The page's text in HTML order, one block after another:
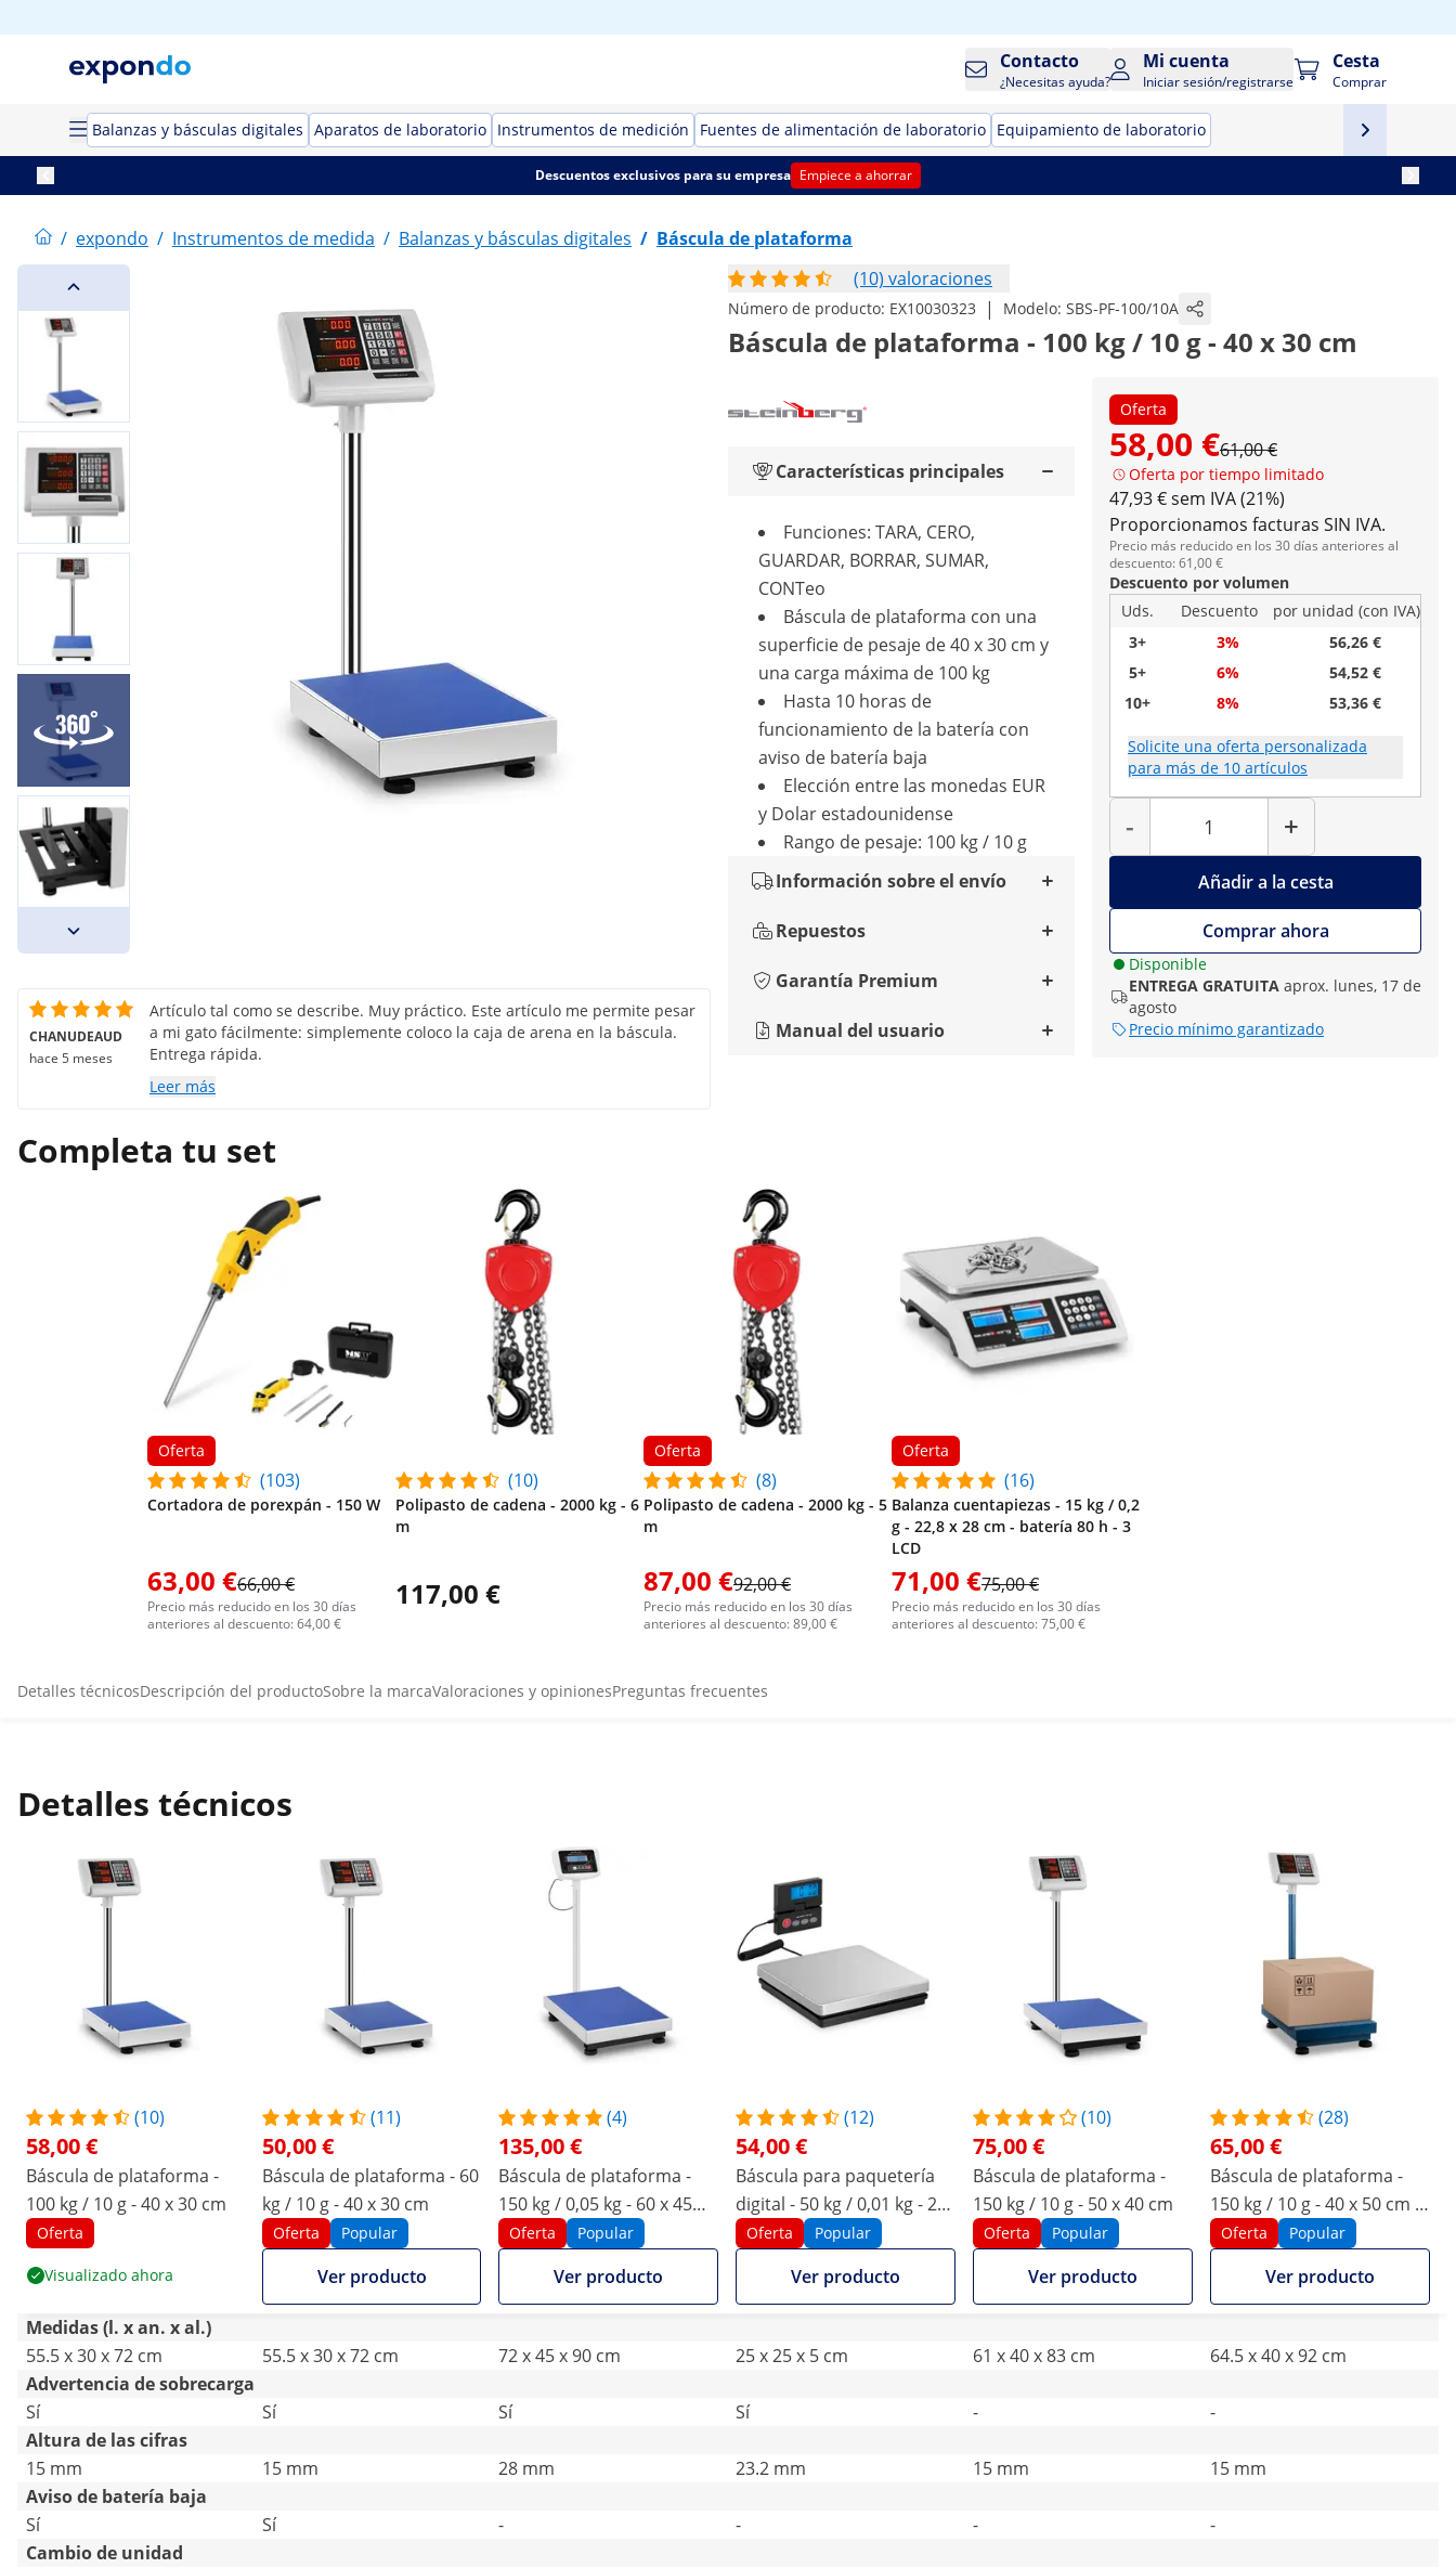
Contacto
¿Necesitas ayuda?
Mi cuenta
Iniciar sesión/registrarse
Cesta
Comprar
Balanzas y básculas digitales Aparatos de laboratorio Instrumentos de medición Fuentes de alimentación de laboratorio Equipamiento de laboratorio
Descuentos exclusivos para su empresa Empiece a ahorrar
/ expondo / Instrumentos de medida / Balanzas y básculas digitales / Báscula de plataforma
(10) valoraciones
Número de producto: EX10030323 | Modelo: SBS-PF-100/10A
Báscula de plataforma - 100 kg / 10 g - 40 x 30 cm
Oferta
58,00 €61,00 €
Oferta por tiempo limitado
47,93 € sem IVA (21%)
Proporcionamos facturas SIN IVA.
Precio más reducido en los 30 días anteriores al
descuento: 61,00 €
Descuento por volumen
Uds.
Descuento
por unidad (con IVA)
3+
3%
56,26 €
5+
6%
54,52 €
10+
8% 53,36 €
Solicite una oferta personalizada
para más de 10 artículos
-
Cantidad
+
Añadir a la cesta
Comprar ahora
Disponible
ENTREGA GRATUITA aprox. lunes, 17 de
agosto
Precio mínimo garantizado
Características principales
Funciones: TARA, CERO,
GUARDAR, BORRAR, SUMAR,
CONTeo
Báscula de plataforma con una
superficie de pesaje de 40 x 30 cm y
una carga máxima de 100 kg
Hasta 10 horas de
funcionamiento de la batería con
aviso de batería baja
Elección entre las monedas EUR
y Dolar estadounidense
Rango de pesaje: 100 kg / 10 g
Información sobre el envío
Repuestos
Garantía Premium
Manual del usuario
CHANUDEAUD
hace 5 meses
Artículo tal como se describe. Muy práctico. Este artículo me permite pesar
a mi gato fácilmente: simplemente coloco la caja de arena en la báscula.
Entrega rápida.
Leer más
Completa tu set
Oferta
(103)
Cortadora de porexpán - 150 W
63,00 €66,00 €
Precio más reducido en los 30 días
anteriores al descuento: 64,00 €
(10)
Polipasto de cadena - 2000 kg - 6
m
117,00 €
Oferta
(8)
Polipasto de cadena - 2000 kg - 5
m
87,00 €92,00 €
Precio más reducido en los 30 días
anteriores al descuento: 89,00 €
Oferta
(16)
Balanza cuentapiezas - 15 kg / 0,2
g - 22,8 x 28 cm - batería 80 h - 3
LCD
71,00 €75,00 €
Precio más reducido en los 30 días
anteriores al descuento: 75,00 €
Detalles técnicosDescripción del productoSobre la marcaValoraciones y opinionesPreguntas frecuentes
Detalles técnicos
(10)
58,00 €
Báscula de plataforma -
100 kg / 10 g - 40 x 30 cm
Oferta
Visualizado ahora
(11)
50,00 €
Báscula de plataforma - 60
kg / 10 g - 40 x 30 cm
Oferta Popular
Ver producto
(4)
135,00 €
Báscula de plataforma -
150 kg / 0,05 kg - 60 x 45
cm - LCD
Oferta Popular
Ver producto
(12)
54,00 €
Báscula para paquetería
digital - 50 kg / 0,01 kg - 25
x 25 cm - LCD externa
Oferta Popular
Ver producto
(10)
75,00 €
Báscula de plataforma -
150 kg / 10 g - 50 x 40 cm
Oferta Popular
Ver producto
(28)
65,00 €
Báscula de plataforma -
150 kg / 10 g - 40 x 50 cm -
plegable
Oferta Popular
Ver producto
Medidas (l. x an. x al.)
55.5 x 30 x 72 cm
55.5 x 30 x 72 cm 72 x 45 x 90 cm 25 x 25 x 5 cm 61 x 40 x 83 cm
64.5 x 40 x 92 cm
Advertencia de sobrecarga
Sí
Sí Sí Sí -
-
Altura de las cifras
15 mm
15 mm 28 mm 23.2 mm 15 mm
15 mm
Aviso de batería baja
Sí
Sí - - -
-
Cambio de unidad